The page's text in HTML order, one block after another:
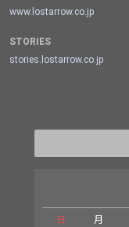
www.lostarrow.co.jp
STORIES
stories.lostarrow.co.jp
日 月